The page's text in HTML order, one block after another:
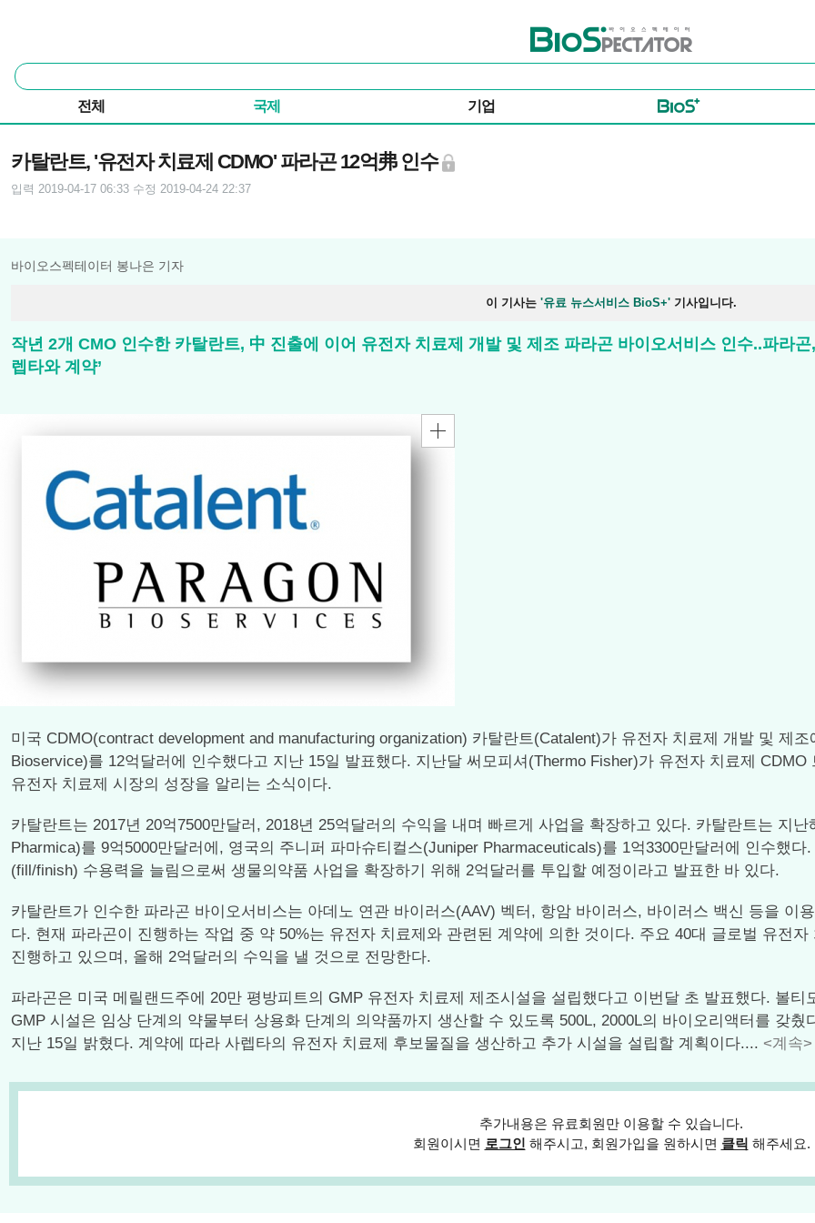
바이오스펙테이터
통
합
색
전체 국제 기업
카탈란트, '유전자 치료제 CDMO' 파라곤 12억弗 인수
입력 2019-04-17 06:33 수정 2019-04-24 22:37
바이오스펙테이터 봉나은 기자
이 기사는 '유료 뉴스서비스 BioS+' 기사입니다.
작년 2개 CMO 인수한 카탈란트, 中 진출에 이어 유전자 치료제 개발 및 제조 파라곤 바이오서비스 인수..파라
렙타와 계약’
미국 CDMO(contract development and manufacturing organization) 카탈란트(Catalent)가 유전자 치료제 개발 및 제
Bioservice)를 12억달러에 인수했다고 지난 15일 발표했다. 지난달 써모피셔(Thermo Fisher)가 유전자 치료제
유전자 치료제 시장의 성장을 알리는 소식이다.
카탈란트는 2017년 20억7500만달러, 2018년 25억달러의 수익을 내며 빠르게 사업을 확장하고 있다. 카탈란트는 지
Pharmica)를 9억5000만달러에, 영국의 주니퍼 파마슈티컬스(Juniper Pharmaceuticals)를 1억3300만달러에 인수했
(fill/finish) 수용력을 늘림으로써 생물의약품 사업을 확장하기 위해 2억달러를 투입할 예정이라고 발표한 바 있다.
카탈란트가 인수한 파라곤 바이오서비스는 아데노 연관 바이러스(AAV) 벡터, 항암 바이러스, 바이러스 백신 등을 이
다. 현재 파라곤이 진행하는 작업 중 약 50%는 유전자 치료제와 관련된 계약에 의한 것이다. 주요 40대 글로벌 유전
진행하고 있으며, 올해 2억달러의 수익을 낼 것으로 전망한다.
파라곤은 미국 메릴랜드주에 20만 평방피트의 GMP 유전자 치료제 제조시설을 설립했다고 이번달 초 발표했다. 볼
GMP 시설은 임상 단계의 약물부터 상용화 단계의 의약품까지 생산할 수 있도록 500L, 2000L의 바이오리액터를 갖
지난 15일 밝혔다. 계약에 따라 사렙타의 유전자 치료제 후보물질을 생산하고 추가 시설을 설립할 계획이다.... <계속>
추가내용은 유료회원만 이용할 수 있습니다.
회원이시면 로그인 해주시고, 회원가입을 원하시면 클릭 해주세요.